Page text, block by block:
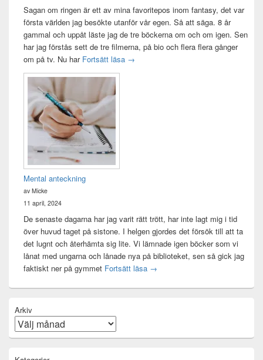
Sagan om ringen är ett av mina favoritepos inom fantasy, det var
första världen jag besökte utanför vår egen. Så att säga. 8 år
gammal och uppåt läste jag de tre böckerna om och om igen. Sen
har jag förstås sett de tre filmerna, på bio och flera flera gånger
om på tv. Nu har Fortsätt läsa Sagan om ringen-maraton
→
Mental anteckning
av Micke
11 april, 2024
De senaste dagarna har jag varit rätt trött, har inte lagt mig i tid
över huvud taget på sistone. I helgen gjordes det försök till att ta
det lugnt och återhämta sig lite. Vi lämnade igen böcker som vi
lånat med ungarna och lånade nya på biblioteket, sen så gick jag
faktiskt ner på gymmet Fortsätt läsa Mental anteckning
→
Arkiv